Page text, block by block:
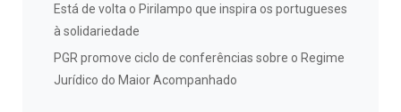
Está de volta o Pirilampo que inspira os portugueses
à solidariedade
PGR promove ciclo de conferências sobre o Regime
Jurídico do Maior Acompanhado